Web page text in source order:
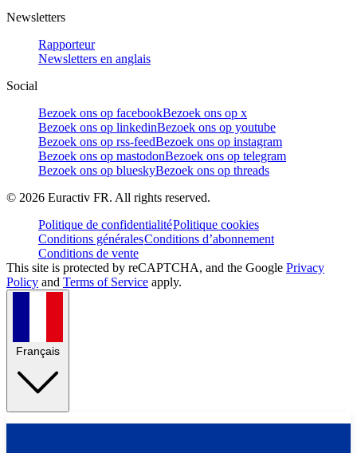
Newsletters
Rapporteur
Newsletters en anglais
Social
Bezoek ons op facebookBezoek ons op x
Bezoek ons op linkedinBezoek ons op youtube
Bezoek ons op rss-feedBezoek ons op instagram
Bezoek ons op mastodonBezoek ons op telegram
Bezoek ons op blueskyBezoek ons op threads
© 2026 Euractiv FR. All rights reserved.
Politique de confidentialitéPolitique cookies
Conditions généralesConditions d’abonnement
Conditions de vente
This site is protected by reCAPTCHA, and the Google Privacy
Policy and Terms of Service apply.
Français